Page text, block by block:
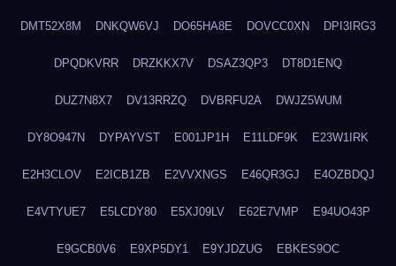
DMT52X8M DNKQW6VJ DO65HA8E DOVCC0XN DPI3IRG3
DPQDKVRR DRZKKX7V DSAZ3QP3 DT8D1ENQ
DUZ7N8X7 DV13RRZQ DVBRFU2A DWJZ5WUM
DY8O947N DYPAYVST E001JP1H E11LDF9K E23W1IRK
E2H3CLOV E2ICB1ZB E2VVXNGS E46QR3GJ E4OZBDQJ
E4VTYUE7 E5LCDY80 E5XJ09LV E62E7VMP E94UO43P
E9GCB0V6 E9XP5DY1 E9YJDZUG EBKES9OC